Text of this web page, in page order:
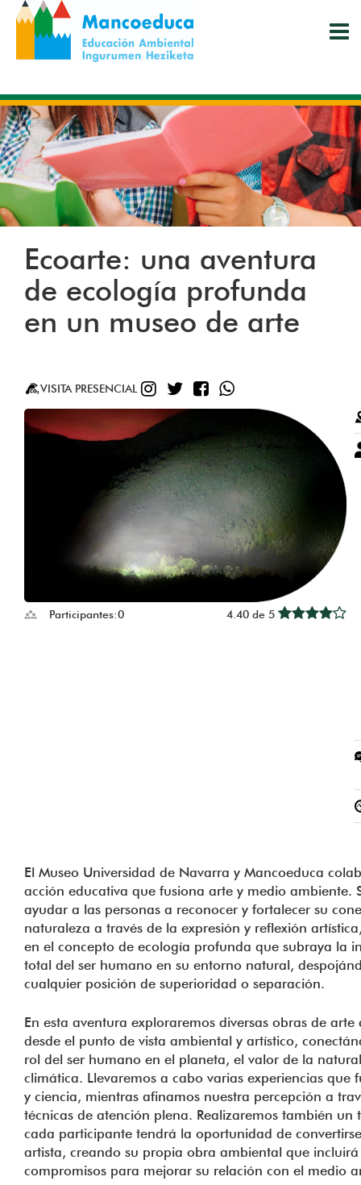
Pasar
contenido
principal
Ecoarte: una aventura
de ecología profunda
en un museo de arte
VISITA PRESENCIAL
Participantes:0 4.40 de 5
El Museo Universidad de Navarra y Mancoeduca
acción educativa que fusiona arte y medio ambiente.
ayudar a las personas a reconocer y fortalecer su
naturaleza a través de la expresión y reflexión
en el concepto de ecología profunda que subraya la
total del ser humano en su entorno natural,
cualquier posición de superioridad o separación.
En esta aventura exploraremos diversas obras de arte
desde el punto de vista ambiental y artístico,
rol del ser humano en el planeta, el valor de la
climática. Llevaremos a cabo varias experiencias que
y ciencia, mientras afinamos nuestra percepción a
técnicas de atención plena. Realizaremos también un
cada participante tendrá la oportunidad de
artista, creando su propia obra ambiental que incluirá
compromisos para mejorar su relación con el medio